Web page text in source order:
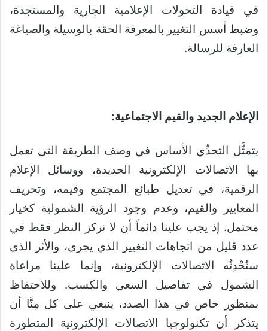
في قيادة التحولات الإعلامية الجارية والمستجدة،
وضبط أسس التغيير بالمعرفة الحقة بالوسيلة والصياغة
العارفة للرسالة.
الإعلام الجديد والقيم الاجتماعية:
يتمثَّل التحدِّي الأساس في وصف الطريقة التي تعمل
بها الاتصالات الإلكترونية الجديدة، ووسائل الإعلام
الرقمية، في تعديل طبائع المجتمع وقيمه، وتحريف
المعايير والقيم، وعدم وجود الرؤية الشمولية كخيار
محتمل. إذ يجب علينا دائماً أن لا نركز النظر فقط في
عدد قليل من اتجاهات التغيير الذي يجري، والأثر الذي
ستُحْدِثُه الاتصالات الإلكترونية، وإنما علينا مراعاة
الشمول في تفاصيل السعي والكسب. وللاحتفاظ
بمنظور خاص في هذا الصدد، ينبغي على كل مِنَّا أن
يتذكر أن تكنولوجيا الاتصالات الإلكترونية المتطورة